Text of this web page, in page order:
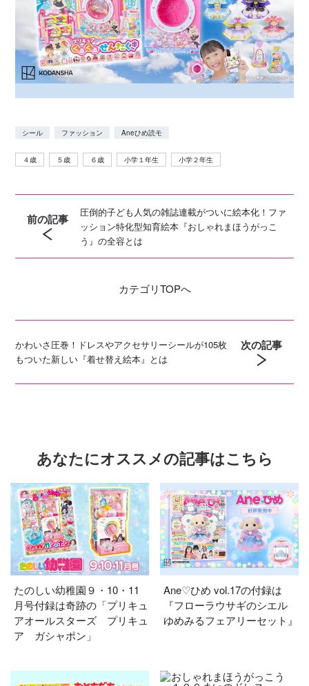
シール ファッション Aneひめ読モ
４歳 ５歳 ６歳 小学１年生 小学２年生
前の記事
圧倒的子ども人気の雑誌連載がついに絵本化！ファ
ッション特化型知育絵本『おしゃれまほうがっこ
う』の全容とは
カテゴリTOPへ
かわいさ圧巻！ドレスやアクセサリーシールが105枚
もついた新しい『着せ替え絵本』とは
次の記事
あなたにオススメの記事はこちら
たのしい幼稚園９・10・11
月号付録は奇跡の「プリキュ
アオールスターズ プリキュ
ア ガシャポン」
Ane♡ひめ vol.17の付録は
『フローラウサギのシエル
ゆめみるフェアリーセット』